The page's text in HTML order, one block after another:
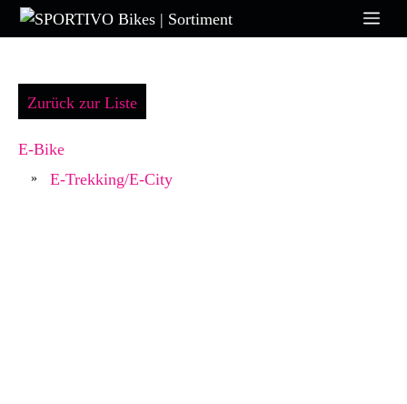
Zum
Inhalt
Zurück zur Liste
E-Bike
» E-Trekking/E-City